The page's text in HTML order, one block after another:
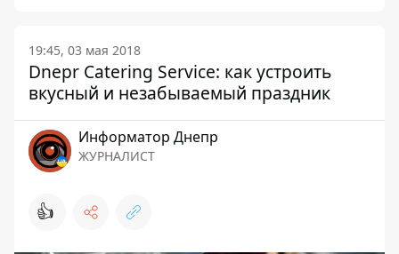
19:45, 03 мая 2018
Dnepr Catering Service: как устроить
вкусный и незабываемый праздник
Информатор Днепр
ЖУРНАЛИСТ
👍